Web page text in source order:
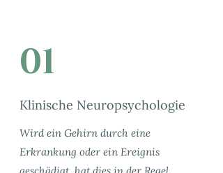
01
Klinische Neuropsychologie
Wird ein Gehirn durch eine
Erkrankung oder ein Ereignis